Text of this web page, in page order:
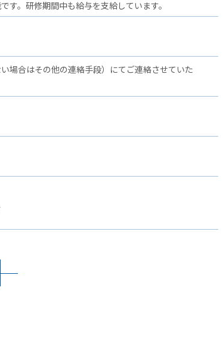
す。研修期間中も給与を支給しています。
場合はその他の連絡手段）にてご連絡させていた